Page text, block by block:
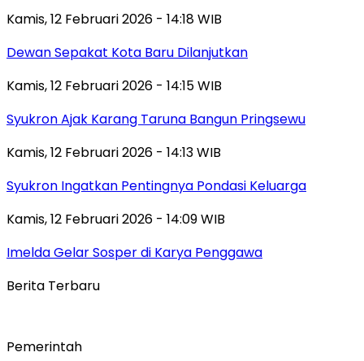
Kamis, 12 Februari 2026 - 14:18 WIB
Dewan Sepakat Kota Baru Dilanjutkan
Kamis, 12 Februari 2026 - 14:15 WIB
Syukron Ajak Karang Taruna Bangun Pringsewu
Kamis, 12 Februari 2026 - 14:13 WIB
Syukron Ingatkan Pentingnya Pondasi Keluarga
Kamis, 12 Februari 2026 - 14:09 WIB
Imelda Gelar Sosper di Karya Penggawa
Berita Terbaru
Pemerintah